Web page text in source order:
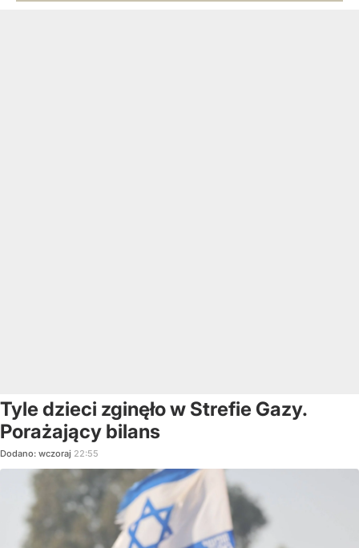
Tyle dzieci zginęło w Strefie Gazy.
Porażający bilans
Dodano: wczoraj 22:55